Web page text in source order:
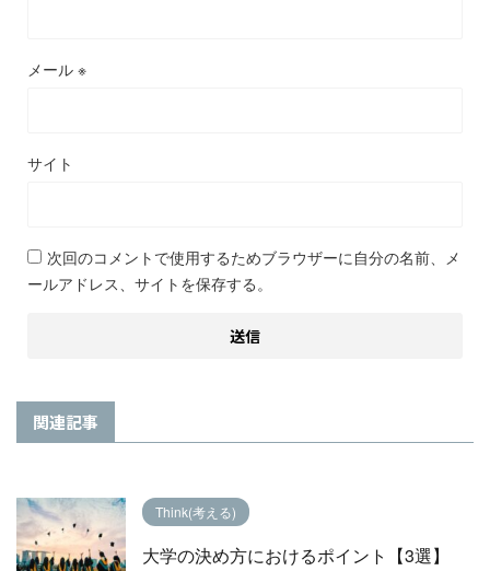
メール ※
サイト
次回のコメントで使用するためブラウザーに自分の名前、メ
ールアドレス、サイトを保存する。
関連記事
Think(考える)
大学の決め方におけるポイント【3選】